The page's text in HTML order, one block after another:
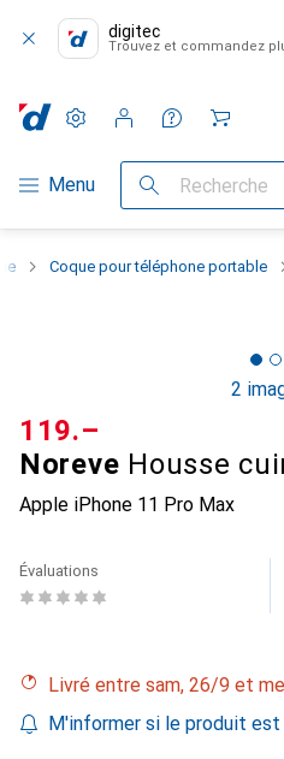
digitec
Trouvez et commandez
Navigation par catégorie
Menu Recherche
Paramètres
Compte client
Listes de comparaison
Listes d'envies
Panier
Coque pour téléphone portable
2
Noreve Housse
Apple iPhone 11 Pro Max
CHF
119.–
Évaluations
Livré entre sam, 26/9 et
M'informer si le produit